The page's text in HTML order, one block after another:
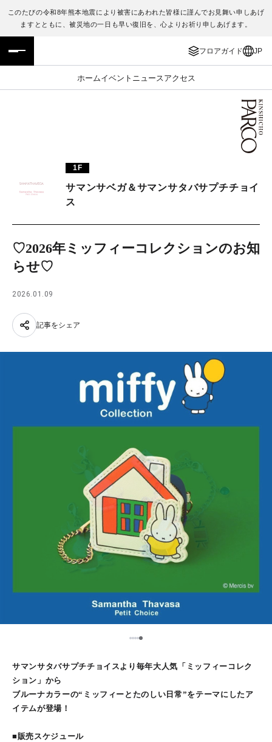
このたびの令和8年熊本地震により被害にあわれた皆様に謹んでお見舞い申しあげ
ますとともに、被災地の一日も早い復旧を、心よりお祈り申しあげます。
フロアガイド JP
ホームイベント ニュース アクセス
フロアガイド
施設案内・アクセス
TAX FREE
PARCOメンバーズ
ENGLISH
繁体字
日本語
1F
サマンサベガ＆サマンサタバサプチチョイ
ス
♡2026年ミッフィーコレクションのお知
らせ♡
2026.01.09
記事をシェア
1234
サマンサタバサプチチョイスより毎年大人気「ミッフィーコレク
ション」から
ブルーナカラーの“ミッフィーとたのしい日常”をテーマにしたア
イテムが登場！
■販売スケジュール